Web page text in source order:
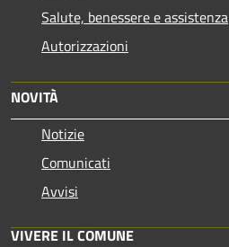
Salute, benessere e assistenza
Autorizzazioni
NOVITÀ
Notizie
Comunicati
Avvisi
VIVERE IL COMUNE